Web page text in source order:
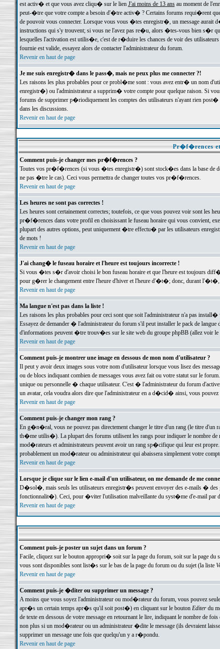
est activ� et que vous avez cliqu� sur le lien J'ai moins de 13 ansau moment de
peut-�tre que votre compte a besoin d'�tre activ� ? Certains forums requi�rent
de pouvoir vous connecter. Lorsque vous vous �tes enregistr�, un message aurait
instructions qui s'y trouvent; si vous ne l'avez pas re�u, alors �tes-vous bien s�r
lesquelles l'activation est utilis�e, c'est de r�duire les chances de voir des
fournie est valide, essayez alors de contacter l'administrateur du forum.
Revenir en haut de page
Je me suis enregistr� dans le pass�, mais ne peux plus me connecter ?!
Les raisons les plus probables pour ce probl�me sont : vous avez entr� un nom
enregistr�) ou l'administrateur a supprim� votre compte pour quelque raison. Si
forums de supprimer p�riodiquement les comptes des utilisateurs n'ayant rien
dans les discussions.
Revenir en haut de page
Pr�f�rences
Comment puis-je changer mes pr�f�rences ?
Toutes vos pr�f�rences (si vous �tes enregistr�) sont stock�es dans la base de
ne pas �tre le cas). Ceci vous permettra de changer toutes vos pr�f�rences.
Revenir en haut de page
Les heures ne sont pas correctes !
Les heures sont certainement correctes; toutefois, ce que vous pouvez voir sont
pr�f�rences dans votre profil en choisissant le fuseau horaire qui vous convient,
plupart des autres options, peut uniquement �tre effectu� par les utilisateurs
de mots !
Revenir en haut de page
J'ai chang� le fuseau horaire et l'heure est toujours incorrecte !
Si vous �tes s�r d'avoir choisi le bon fuseau horaire et que l'heure est toujours
pour g�rer le changement entre l'heure d'hiver et l'heure d'�t�; donc, durant
Revenir en haut de page
Ma langue n'est pas dans la liste !
Les raisons les plus probables pour ceci sont que soit l'administrateur n'a pas
Essayez de demander � l'administrateur du forum s'il peut installer le pack de
d'informations peuvent �tre trouv�es sur le site web du groupe phpBB (allez voir le
Revenir en haut de page
Comment puis-je montrer une image en dessous de mon nom d'utilisateur ?
Il peut y avoir deux images sous votre nom d'utilisateur lorsque vous lisez des
ou de blocs indiquant combien de messages vous avez fait ou votre statut sur le
unique ou personnelle � chaque utilisateur. C'est � l'administrateur du forum
un avatar, cela voudra alors dire que l'administrateur en a d�cid� ainsi, vous
Revenir en haut de page
Comment puis-je changer mon rang ?
En g�n�ral, vous ne pouvez pas directement changer le titre d'un rang (le titre d'un
th�me utilis�). La plupart des forums utilisent les rangs pour indiquer le nombre de
mod�rateurs et administrateurs peuvent avoir un rang sp�cifique qui leur est
probablement un mod�rateur ou administrateur qui abaissera simplement votre
Revenir en haut de page
Lorsque je clique sur le lien e-mail d'un utilisateur, on me demande de me
D�sol�, mais seuls les utilisateurs enregistr�s peuvent envoyer des e-mails �
fonctionnalit�). Ceci, pour �viter l'utilisation malveillante du syst�me d'e-mail par
Revenir en haut de page
Comment puis-je poster un sujet dans un forum ?
Facile, cliquez sur le bouton appropri� soit sur la page du forum, soit sur la page du
vous sont disponibles sont list�s sur le bas de la page du forum ou du sujet (la liste
Revenir en haut de page
Comment puis-je �diter ou supprimer un message ?
A moins que vous soyez l'administrateur ou mod�rateur du forum, vous pouvez
apr�s un certain temps apr�s qu'il soit post�) en cliquant sur le bouton Editerdu
de texte en dessous de votre message en retournant le lire, indiquant le nombre
non plus si un mod�rateur ou un administrateur �dite le message (ils devraient
supprimer un message une fois que quelqu'un y a r�pondu.
Revenir en haut de page